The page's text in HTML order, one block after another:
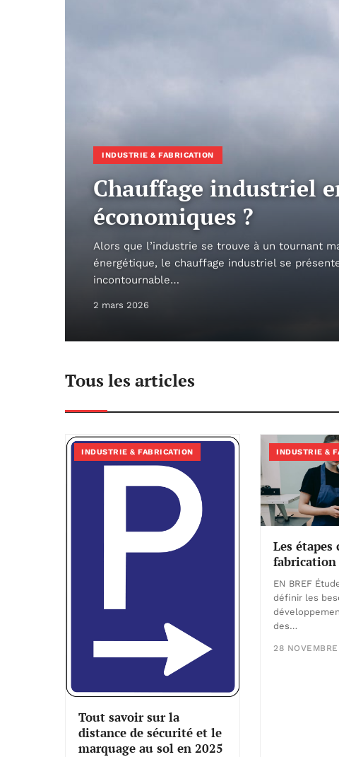
INDUSTRIE & FABRICATION
Chauffage industriel
économiques ?
Alors que l’industrie se trouve à un tournant
énergétique, le chauffage industriel se
incontournable…
2 mars 2026
Tous les articles
INDUSTRIE & FABRICATION
Tout savoir sur la
distance de sécurité et le
marquage au sol en 2025
INDUSTRIE &
Les étapes
fabrication
EN BREF
définir les
des…
28